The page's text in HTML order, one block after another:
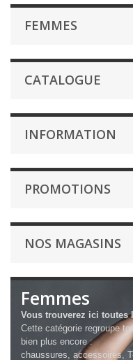
FEMMES
CATALOGUE
INFORMATION
PROMOTIONS
NOS MAGASINS
Femmes
Vous trouverez ici toutes
Cette catégorie regroupe
bien plus encore :
chaussures, accessoires,